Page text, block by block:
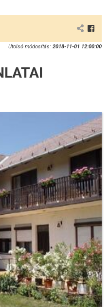
Utolsó módosítás: 2018-11-01 12:00:00